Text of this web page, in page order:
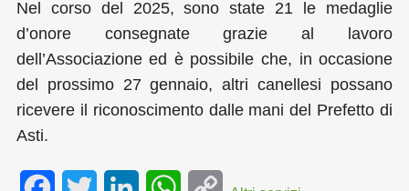
Nel corso del 2025, sono state 21 le medaglie
d’onore consegnate grazie al lavoro
dell’Associazione ed è possibile che, in occasione
del prossimo 27 gennaio, altri canellesi possano
ricevere il riconoscimento dalle mani del Prefetto di
Asti.
C